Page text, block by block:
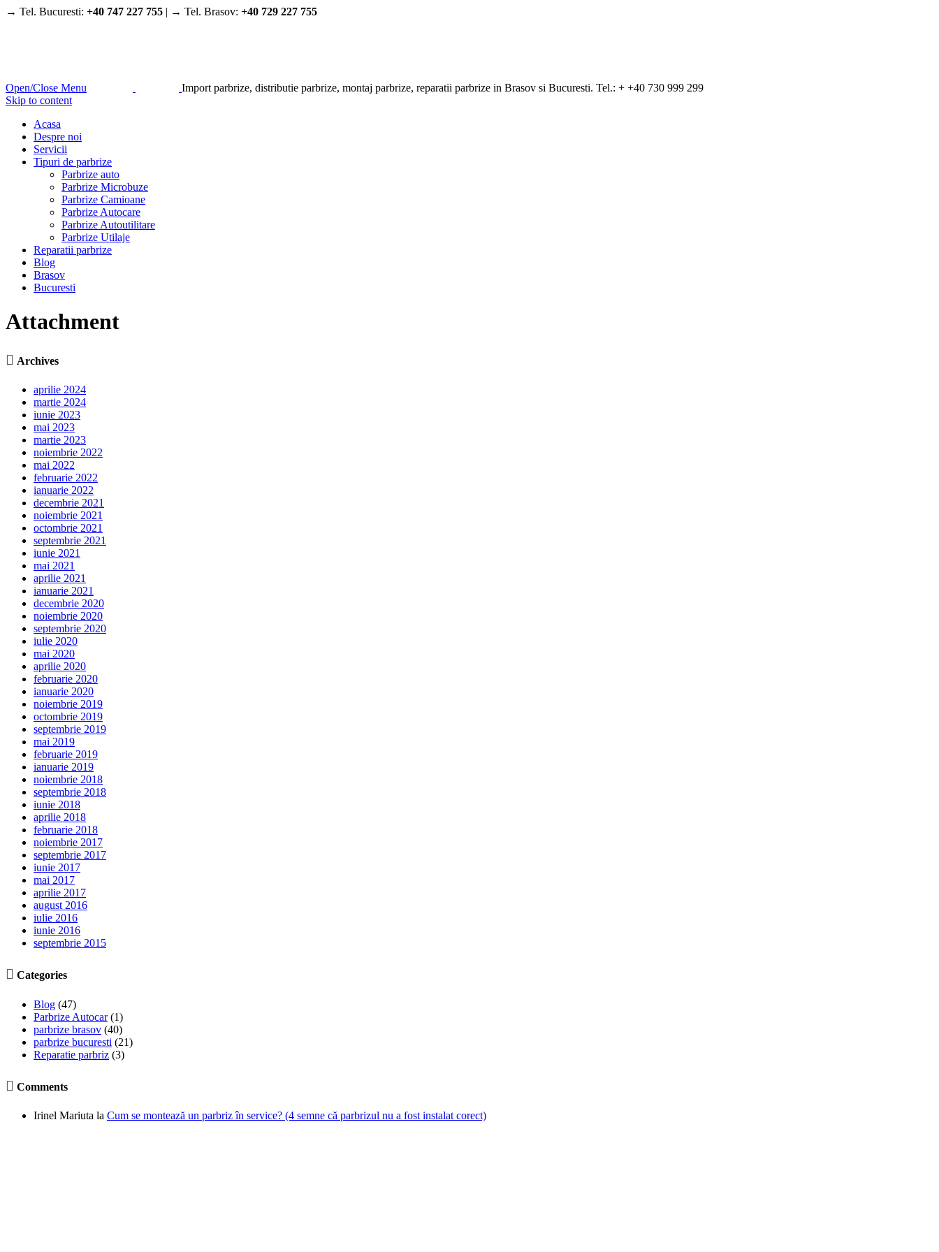
→ Tel. Bucuresti: +40 747 227 755 | → Tel. Brasov: +40 729 227 755
Open/Close Menu
Import parbrize, distributie parbrize, montaj parbrize, reparatii parbrize in Brasov si Bucuresti. Tel.: + +40 730 999 299
Skip to content
Acasa
Despre noi
Servicii
Tipuri de parbrize
Parbrize auto
Parbrize Microbuze
Parbrize Camioane
Parbrize Autocare
Parbrize Autoutilitare
Parbrize Utilaje
Reparatii parbrize
Blog
Brasov
Bucuresti
Attachment
 Archives
aprilie 2024
martie 2024
iunie 2023
mai 2023
martie 2023
noiembrie 2022
mai 2022
februarie 2022
ianuarie 2022
decembrie 2021
noiembrie 2021
octombrie 2021
septembrie 2021
iunie 2021
mai 2021
aprilie 2021
ianuarie 2021
decembrie 2020
noiembrie 2020
septembrie 2020
iulie 2020
mai 2020
aprilie 2020
februarie 2020
ianuarie 2020
noiembrie 2019
octombrie 2019
septembrie 2019
mai 2019
februarie 2019
ianuarie 2019
noiembrie 2018
septembrie 2018
iunie 2018
aprilie 2018
februarie 2018
noiembrie 2017
septembrie 2017
iunie 2017
mai 2017
aprilie 2017
august 2016
iulie 2016
iunie 2016
septembrie 2015
 Categories
Blog (47)
Parbrize Autocar(1)
parbrize brasov (40)
parbrize bucuresti (21)
Reparatie parbriz (3)
 Comments
Irinel Mariuta la Cum se montează un parbriz în service? (4 semne că parbrizul nu a fost instalat corect)